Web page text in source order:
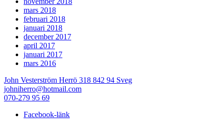
mars 2018
februari 2018
januari 2018
december 2017
april 2017
januari 2017
mars 2016
John Vesterström Herrö 318 842 94 Sveg
johniherro@hotmail.com
070-279 95 69
Facebook-länk